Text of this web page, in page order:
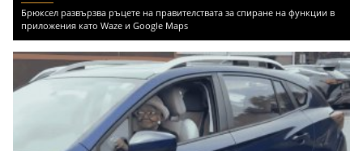
Брюксел развързва ръцете на правителствата за спиране на функции в
приложения като Waze и Google Maps